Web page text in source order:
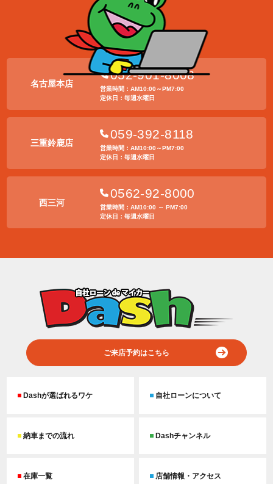
名古屋本店
052-901-8008
営業時間：AM10:00～PM7:00
定休日：毎週水曜日
三重鈴鹿店
059-392-8118
営業時間：AM10:00～PM7:00
定休日：毎週水曜日
西三河
0562-92-8000
営業時間：AM10:00 ～ PM7:00
定休日：毎週水曜日
ご来店予約はこちら
Dashが選ばれるワケ 自社ローンについて
納車までの流れ Dashチャンネル
在庫一覧 店舗情報・アクセス